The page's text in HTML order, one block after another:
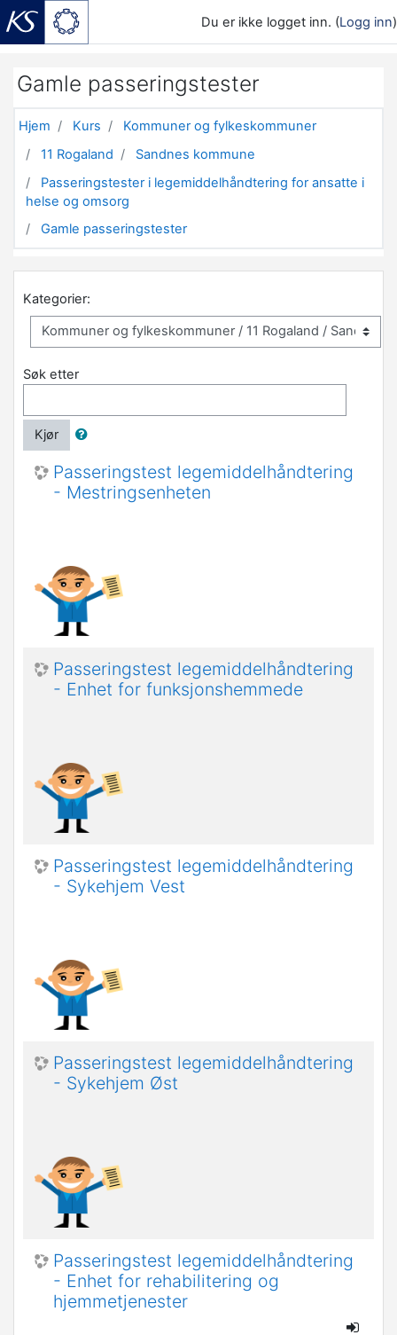
Du er ikke logget inn. (Logg inn)
Gamle passeringstester
Hjem Kurs
Kommuner og fylkeskommuner
11 Rogaland
Sandnes kommune
Passeringstester i legemiddelhåndtering for ansatte i
helse og omsorg
Gamle passeringstester
Kategorier:
Søk etter
Kjør
Passeringstest legemiddelhåndtering
- Mestringsenheten
Passeringstest legemiddelhåndtering
- Enhet for funksjonshemmede
Passeringstest legemiddelhåndtering
- Sykehjem Vest
Passeringstest legemiddelhåndtering
- Sykehjem Øst
Passeringstest legemiddelhåndtering
- Enhet for rehabilitering og
hjemmetjenester